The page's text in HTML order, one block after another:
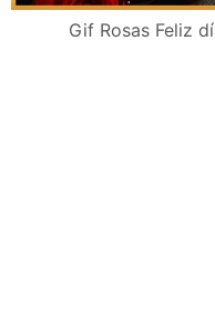
Gif Rosas Feliz